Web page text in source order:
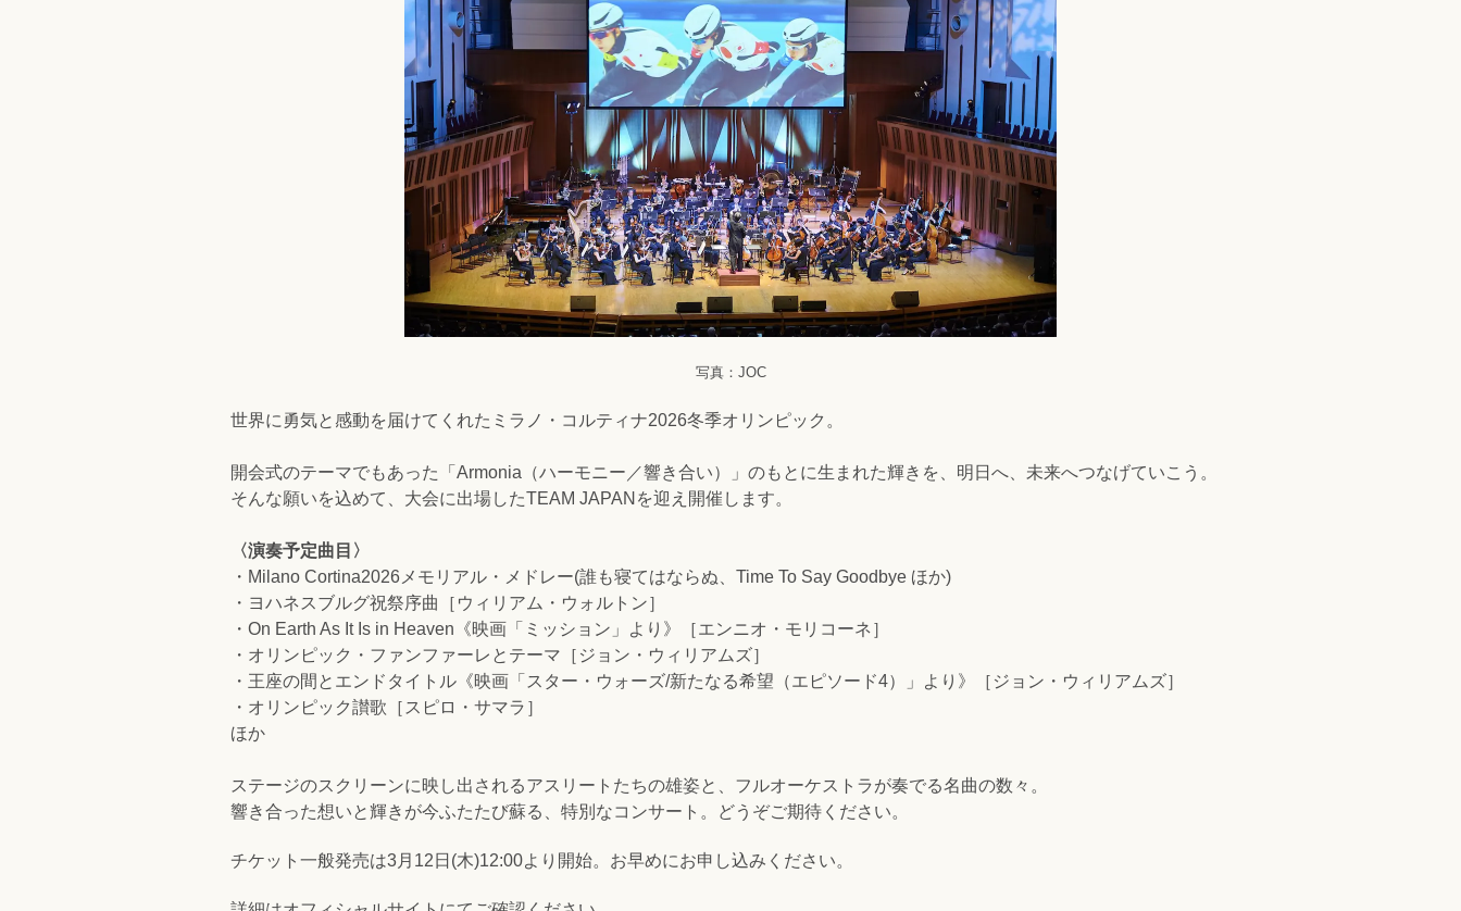
写真：JOC
世界に勇気と感動を届けてくれたミラノ・コルティナ2026冬季オリンピック。
開会式のテーマでもあった「Armonia（ハーモニー／響き合い）」のもとに生まれた輝きを、明日へ、未来へつなげていこう。
そんな願いを込めて、大会に出場したTEAM JAPANを迎え開催します。
〈演奏予定曲目〉
・Milano Cortina2026メモリアル・メドレー(誰も寝てはならぬ、Time To Say Goodbye ほか)
・ヨハネスブルグ祝祭序曲［ウィリアム・ウォルトン］
・On Earth As It Is in Heaven《映画「ミッション」より》［エンニオ・モリコーネ］
・オリンピック・ファンファーレとテーマ［ジョン・ウィリアムズ］
・王座の間とエンドタイトル《映画「スター・ウォーズ/新たなる希望（エピソード4）」より》［ジョン・ウィリアムズ］
・オリンピック讃歌［スピロ・サマラ］
ほか
ステージのスクリーンに映し出されるアスリートたちの雄姿と、フルオーケストラが奏でる名曲の数々。
響き合った想いと輝きが今ふたたび蘇る、特別なコンサート。どうぞご期待ください。
チケット一般発売は3月12日(木)12:00より開始。お早めにお申し込みください。